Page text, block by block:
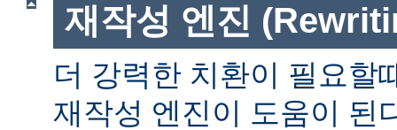
재작성 엔진
더 강력한 치환이 필요할
재작성 엔진이 도움이 된